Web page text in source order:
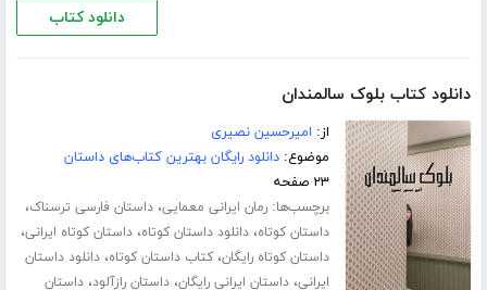
دانلود کتاب
دانلود کتاب بلوک سالمندان
از: امیرحسین نصیری
موضوع:دانلود رایگان بهترین کتاب‌های داستان
۲۳ صفحه
برچسب‌ها:رمان ایرانی معمایی،داستان فارسی ترسناک،
داستان کوتاه،دانلود داستان کوتاه،داستان کوتاه ایرانی،
داستان کوتاه رایگان،کتاب داستان کوتاه،دانلود داستان
ایرانی،داستان ایرانی رایگان،داستان رازآلود،داستان